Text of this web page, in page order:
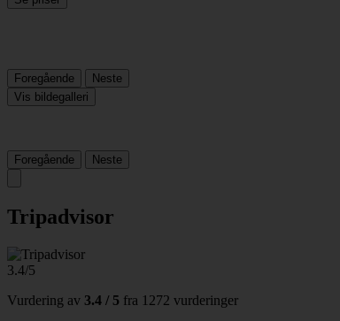
Foregående
Neste
Vis bildegalleri
Foregående Neste
Tripadvisor
3.4/5
Vurdering av 3.4 / 5 fra 1272 vurderinger